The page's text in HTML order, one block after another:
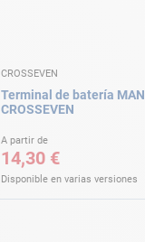
CROSSEVEN
Terminal de batería MAN
CROSSEVEN
A partir de
14,30 €
Disponible en varias versiones